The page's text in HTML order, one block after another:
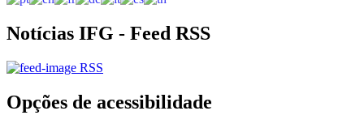
Notícias IFG - Feed RSS
RSS
Opções de acessibilidade